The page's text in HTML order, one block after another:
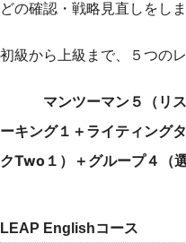
どの確認・戦略見直しをしま
初級から上級まで、５つの
マンツーマン５（リス
ーキング１＋ライティング
クTwo１）＋グループ４（
LEAP Englishコース